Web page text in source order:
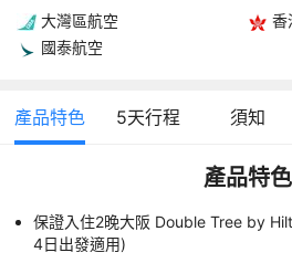
大灣區航空
香
國泰航空
產品特色 5天行程 須知
產品特色
保證入住2晚大阪 Double Tree by
4日出發適用)